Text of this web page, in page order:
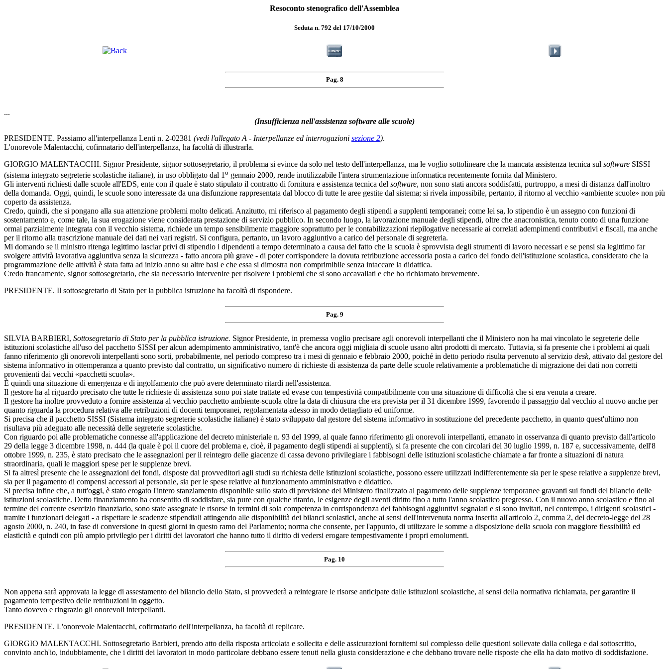
Resoconto stenografico dell'Assemblea
Seduta n. 792 del 17/10/2000
Pag. 8
...
(Insufficienza nell'assistenza software alle scuole)
PRESIDENTE. Passiamo all'interpellanza Lenti n. 2-02381 (vedi l'allegato A - Interpellanze ed interrogazioni sezione 2).
L'onorevole Malentacchi, cofirmatario dell'interpellanza, ha facoltà di illustrarla.
GIORGIO MALENTACCHI. Signor Presidente, signor sottosegretario, il problema si evince da solo nel testo dell'interpellanza, ma le voglio sottolineare che la mancata assistenza tecnica sul software SISSI
(sistema integrato segreterie scolastiche italiane), in uso obbligato dal 1 o gennaio 2000, rende inutilizzabile l'intera strumentazione informatica recentemente fornita dal Ministero.
Gli interventi richiesti dalle scuole all'EDS, ente con il quale è stato stipulato il contratto di fornitura e assistenza tecnica del software, non sono stati ancora soddisfatti, purtroppo, a mesi di distanza dall'inoltro
della domanda. Oggi, quindi, le scuole sono interessate da una disfunzione rappresentata dal blocco di tutte le aree gestite dal sistema; si rivela impossibile, pertanto, il ritorno al vecchio «ambiente scuole» non più
coperto da assistenza.
Credo, quindi, che si pongano alla sua attenzione problemi molto delicati. Anzitutto, mi riferisco al pagamento degli stipendi a supplenti temporanei; come lei sa, lo stipendio è un assegno con funzioni di
sostentamento e, come tale, la sua erogazione viene considerata prestazione di servizio pubblico. In secondo luogo, la lavorazione manuale degli stipendi, oltre che anacronistica, tenuto conto di una funzione
ormai parzialmente integrata con il vecchio sistema, richiede un tempo sensibilmente maggiore soprattutto per le contabilizzazioni riepilogative necessarie ai correlati adempimenti contributivi e fiscali, ma anche
per il ritorno alla trascrizione manuale dei dati nei vari registri. Si configura, pertanto, un lavoro aggiuntivo a carico del personale di segreteria.
Mi domando se il ministro ritenga legittimo lasciar privi di stipendio i dipendenti a tempo determinato a causa del fatto che la scuola è sprovvista degli strumenti di lavoro necessari e se pensi sia legittimo far
svolgere attività lavorativa aggiuntiva senza la sicurezza - fatto ancora più grave - di poter corrispondere la dovuta retribuzione accessoria posta a carico del fondo dell'istituzione scolastica, considerato che la
programmazione delle attività è stata fatta ad inizio anno su altre basi e che essa si dimostra non comprimibile senza intaccare la didattica.
Credo francamente, signor sottosegretario, che sia necessario intervenire per risolvere i problemi che si sono accavallati e che ho richiamato brevemente.
PRESIDENTE. Il sottosegretario di Stato per la pubblica istruzione ha facoltà di rispondere.
Pag. 9
SILVIA BARBIERI, Sottosegretario di Stato per la pubblica istruzione. Signor Presidente, in premessa voglio precisare agli onorevoli interpellanti che il Ministero non ha mai vincolato le segreterie delle
istituzioni scolastiche all'uso del pacchetto SISSI per alcun adempimento amministrativo, tant'è che ancora oggi migliaia di scuole usano altri prodotti di mercato. Tuttavia, si fa presente che i problemi ai quali
fanno riferimento gli onorevoli interpellanti sono sorti, probabilmente, nel periodo compreso tra i mesi di gennaio e febbraio 2000, poiché in detto periodo risulta pervenuto al servizio desk, attivato dal gestore del
sistema informativo in ottemperanza a quanto previsto dal contratto, un significativo numero di richieste di assistenza da parte delle scuole relativamente a problematiche di migrazione dei dati non corretti
provenienti dai vecchi «pacchetti scuola».
È quindi una situazione di emergenza e di ingolfamento che può avere determinato ritardi nell'assistenza.
Il gestore ha al riguardo precisato che tutte le richieste di assistenza sono poi state trattate ed evase con tempestività compatibilmente con una situazione di difficoltà che si era venuta a creare.
Il gestore ha inoltre provveduto a fornire assistenza al vecchio pacchetto ambiente-scuola oltre la data di chiusura che era prevista per il 31 dicembre 1999, favorendo il passaggio dal vecchio al nuovo anche per
quanto riguarda la procedura relativa alle retribuzioni di docenti temporanei, regolamentata adesso in modo dettagliato ed uniforme.
Si precisa che il pacchetto SISSI (Sistema integrato segreterie scolastiche italiane) è stato sviluppato dal gestore del sistema informativo in sostituzione del precedente pacchetto, in quanto quest'ultimo non
risultava più adeguato alle necessità delle segreterie scolastiche.
Con riguardo poi alle problematiche connesse all'applicazione del decreto ministeriale n. 93 del 1999, al quale fanno riferimento gli onorevoli interpellanti, emanato in osservanza di quanto previsto dall'articolo
29 della legge 3 dicembre 1998, n. 444 (la quale è poi il cuore del problema e, cioè, il pagamento degli stipendi ai supplenti), si fa presente che con circolari del 30 luglio 1999, n. 187 e, successivamente, dell'8
ottobre 1999, n. 235, è stato precisato che le assegnazioni per il reintegro delle giacenze di cassa devono privilegiare i fabbisogni delle istituzioni scolastiche chiamate a far fronte a situazioni di natura
straordinaria, quali le maggiori spese per le supplenze brevi.
Si fa altresì presente che le assegnazioni dei fondi, disposte dai provveditori agli studi su richiesta delle istituzioni scolastiche, possono essere utilizzati indifferentemente sia per le spese relative a supplenze brevi,
sia per il pagamento di compensi accessori al personale, sia per le spese relative al funzionamento amministrativo e didattico.
Si precisa infine che, a tutt'oggi, è stato erogato l'intero stanziamento disponibile sullo stato di previsione del Ministero finalizzato al pagamento delle supplenze temporanee gravanti sui fondi del bilancio delle
istituzioni scolastiche. Detto finanziamento ha consentito di soddisfare, sia pure con qualche ritardo, le esigenze degli aventi diritto fino a tutto l'anno scolastico pregresso. Con il nuovo anno scolastico e fino al
termine del corrente esercizio finanziario, sono state assegnate le risorse in termini di sola competenza in corrispondenza dei fabbisogni aggiuntivi segnalati e si sono invitati, nel contempo, i dirigenti scolastici -
tramite i funzionari delegati - a rispettare le scadenze stipendiali attingendo alle disponibilità dei bilanci scolastici, anche ai sensi dell'intervenuta norma inserita all'articolo 2, comma 2, del decreto-legge del 28
agosto 2000, n. 240, in fase di conversione in questi giorni in questo ramo del Parlamento; norma che consente, per l'appunto, di utilizzare le somme a disposizione della scuola con maggiore flessibilità ed
elasticità e quindi con più ampio privilegio per i diritti dei lavoratori che hanno tutto il diritto di vedersi erogare tempestivamente i propri emolumenti.
Pag. 10
Non appena sarà approvata la legge di assestamento del bilancio dello Stato, si provvederà a reintegrare le risorse anticipate dalle istituzioni scolastiche, ai sensi della normativa richiamata, per garantire il
pagamento tempestivo delle retribuzioni in oggetto.
Tanto dovevo e ringrazio gli onorevoli interpellanti.
PRESIDENTE. L'onorevole Malentacchi, cofirmatario dell'interpellanza, ha facoltà di replicare.
GIORGIO MALENTACCHI. Sottosegretario Barbieri, prendo atto della risposta articolata e sollecita e delle assicurazioni fornitemi sul complesso delle questioni sollevate dalla collega e dal sottoscritto,
convinto anch'io, indubbiamente, che i diritti dei lavoratori in modo particolare debbano essere tenuti nella giusta considerazione e che debbano trovare nelle risposte che ella ha dato motivo di soddisfazione.